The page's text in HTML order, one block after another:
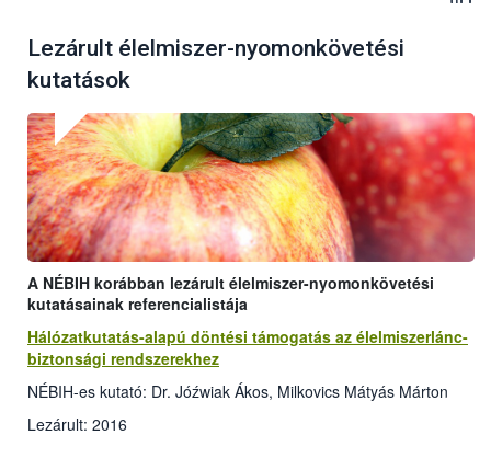
Lezárult élelmiszer-nyomonkövetési
kutatások
A NÉBIH korábban lezárult élelmiszer-nyomonkövetési
kutatásainak referencialistája
Hálózatkutatás-alapú döntési támogatás az élelmiszerlánc-
biztonsági rendszerekhez
NÉBIH-es kutató: Dr. Jóźwiak Ákos, Milkovics Mátyás Márton
Lezárult: 2016